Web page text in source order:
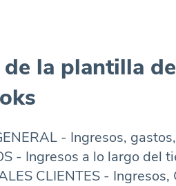
la plantilla
- Ingresos,
- Ingresos a lo largo del
CLIENTES -